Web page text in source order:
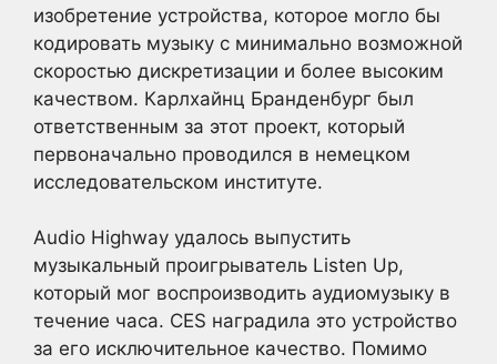
изобретение устройства, которое могло бы
кодировать музыку с минимально возможной
скоростью дискретизации и более высоким
качеством. Карлхайнц Бранденбург был
ответственным за этот проект, который
первоначально проводился в немецком
исследовательском институте.
Audio Highway удалось выпустить
музыкальный проигрыватель Listen Up,
который мог воспроизводить аудиомузыку в
течение часа. CES наградила это устройство
за его исключительное качество. Помимо